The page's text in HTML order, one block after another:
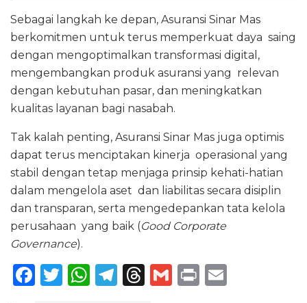
Sebagai langkah ke depan, Asuransi Sinar Mas
berkomitmen untuk terus memperkuat daya saing
dengan mengoptimalkan transformasi digital,
mengembangkan produk asuransi yang relevan
dengan kebutuhan pasar, dan meningkatkan
kualitas layanan bagi nasabah.
Tak kalah penting, Asuransi Sinar Mas juga optimis
dapat terus menciptakan kinerja operasional yang
stabil dengan tetap menjaga prinsip kehati-hatian
dalam mengelola aset dan liabilitas secara disiplin
dan transparan, serta mengedepankan tata kelola
perusahaan yang baik (Good Corporate
Governance).
F
T
W T
T
G P